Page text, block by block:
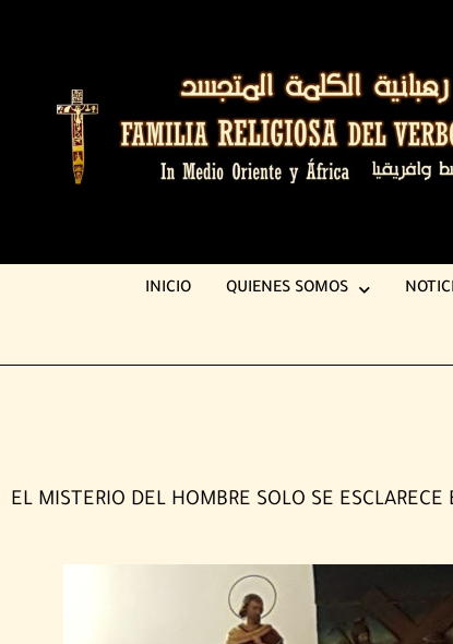
INICIO QUIENES SOMOS
EL MISTERIO DEL HOMBRE SOLO SE